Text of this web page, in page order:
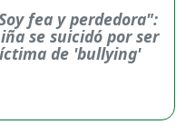
fea y perdedora":
se suicidó por ser
de 'bullying'